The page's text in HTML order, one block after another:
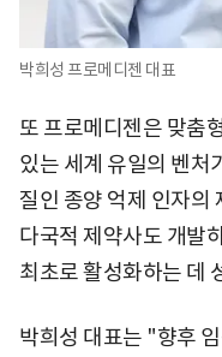
박희성 프로메디젠 대표
또 프로메디젠은 맞춤
있는 세계 유일의 벤처
질인 종양 억제 인자의
다국적 제약사도 개발
최초로 활성화하는 데
박희성 대표는 "향후